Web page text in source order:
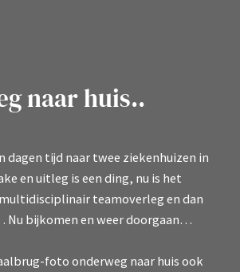
naar huis..
dagen tijd naar twee ziekenhuizen in
en uitleg is een ding, nu is het
teamoverleg en dan
bijkomen en weer doorgaan…
foto onderweg naar huis ook